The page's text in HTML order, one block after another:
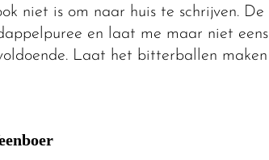
niet is om naar huis te schrijven. De
en laat me maar niet eens
Laat het bitterballen maken